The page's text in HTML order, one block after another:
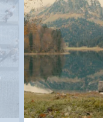
Anwil
Appenzell
Au SG
Baar
Baden
Balsthal
Balzers